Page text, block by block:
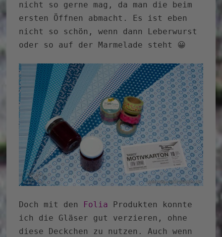
nicht so gerne mag, da man die beim
ersten Öffnen abmacht. Es ist eben
nicht so schön, wenn dann Leberwurst
oder so auf der Marmelade steht 😀
Doch mit den Folia Produkten konnte
ich die Gläser gut verzieren, ohne
diese Deckchen zu nutzen. Auch wenn